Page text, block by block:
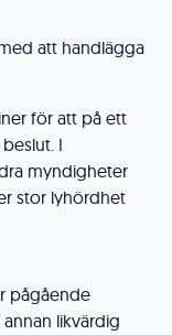
att handlägga
för att på ett
I
myndigheter
stor lyhördhet
pågående
likvärdig